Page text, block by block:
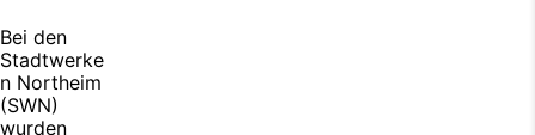
Bei den
Stadtwerke
n Northeim
(SWN)
wurden